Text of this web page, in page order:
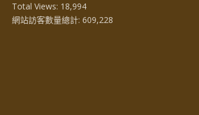
Total Views: 18,994
網站訪客數量總計: 609,228